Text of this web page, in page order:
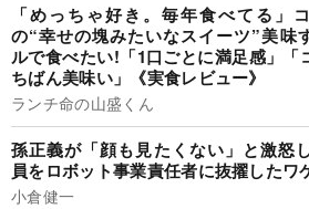
「めっちゃ好き。毎年食べてる」
の“幸せの塊みたいなスイーツ”美味
ルで食べたい!「1口ごとに満足感」「
ちばん美味い」《実食レビュー》
ランチ命の山盛くん
孫正義が「顔も見たくない」と激怒
員をロボット事業責任者に抜擢したワ
小倉健一